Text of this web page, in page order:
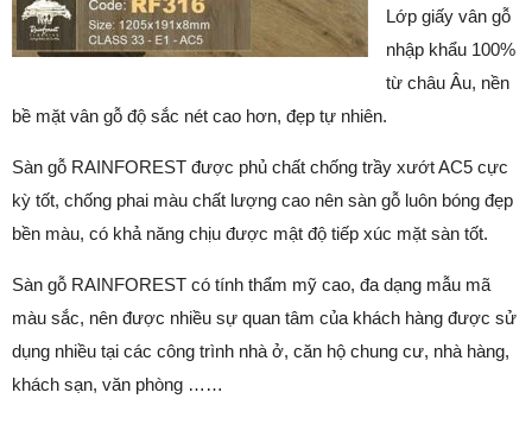
Lớp giấy vân gỗ
nhập khẩu 100%
từ châu Âu, nền
bề mặt vân gỗ độ sắc nét cao hơn, đẹp tự nhiên.
Sàn gỗ RAINFOREST được phủ chất chống trầy xướt AC5 cực
kỳ tốt, chống phai màu chất lượng cao nên sàn gỗ luôn bóng đẹp
bền màu, có khả năng chịu được mật độ tiếp xúc mặt sàn tốt.
Sàn gỗ RAINFOREST có tính thẩm mỹ cao, đa dạng mẫu mã
màu sắc, nên được nhiều sự quan tâm của khách hàng được sử
dụng nhiều tại các công trình nhà ở, căn hộ chung cư, nhà hàng,
khách sạn, văn phòng ……